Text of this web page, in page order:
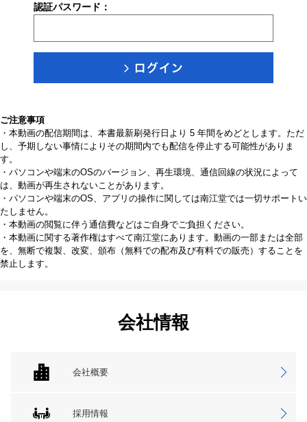
認証パスワード：
ご注意事項
・本動画の配信期間は、本書最新刷発行日より 5 年間をめどとします。ただ
し、予期しない事情によりその期間内でも配信を停止する可能性がありま
す。
・パソコンや端末のOSのバージョン、再生環境、通信回線の状況によって
は、動画が再生されないことがあります。
・パソコンや端末のOS、アプリの操作に関しては南江堂では一切サポートい
たしません。
・本動画の閲覧に伴う通信費などはご自身でご負担ください。
・本動画に関する著作権はすべて南江堂にあります。動画の一部または全部
を、無断で複製、改変、頒布（無料での配布及び有料での販売）することを
禁止します。
会社情報
会社概要
採用情報